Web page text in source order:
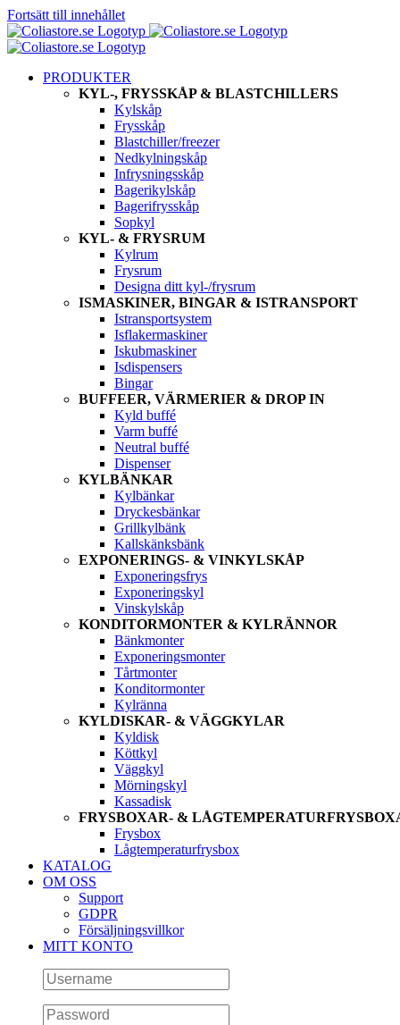
Fortsätt till innehållet
PRODUKTER
KYL-, FRYSSKÅP & BLASTCHILLERS
Kylskåp
Frysskåp
Blastchiller/freezer
Nedkylningskåp
Infrysningsskåp
Bagerikylskåp
Bagerifrysskåp
Sopkyl
KYL- & FRYSRUM
Kylrum
Frysrum
Designa ditt kyl-/frysrum
ISMASKINER, BINGAR & ISTRANSPORT
Istransportsystem
Isflakermaskiner
Iskubmaskiner
Isdispensers
Bingar
BUFFEER, VÄRMERIER & DROP IN
Kyld buffé
Varm buffé
Neutral buffé
Dispenser
KYLBÄNKAR
Kylbänkar
Dryckesbänkar
Grillkylbänk
Kallskänksbänk
EXPONERINGS- & VINKYLSKÅP
Exponeringsfrys
Exponeringskyl
Vinskylskåp
KONDITORMONTER & KYLRÄNNOR
Bänkmonter
Exponeringsmonter
Tårtmonter
Konditormonter
Kylränna
KYLDISKAR- & VÄGGKYLAR
Kyldisk
Köttkyl
Väggkyl
Mörningskyl
Kassadisk
FRYSBOXAR- &
Frysbox
Lågtemperaturfrysbox
KATALOG
OM OSS
Support
GDPR
Försäljningsvillkor
MITT KONTO